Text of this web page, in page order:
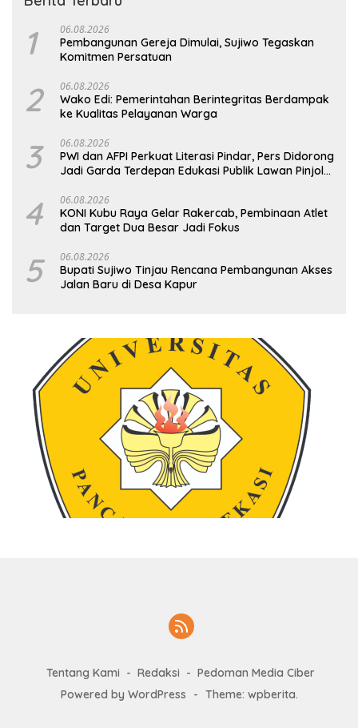
1 06.08.2026
Pembangunan Gereja Dimulai, Sujiwo Tegaskan
Komitmen Persatuan
2 06.08.2026
Wako Edi: Pemerintahan Berintegritas Berdampak
ke Kualitas Pelayanan Warga
3 06.08.2026
PWI dan AFPI Perkuat Literasi Pindar, Pers Didorong
Jadi Garda Terdepan Edukasi Publik Lawan Pinjol
4 06.08.2026
KONI Kubu Raya Gelar Rakercab, Pembinaan Atlet
dan Target Dua Besar Jadi Fokus
5 06.08.2026
Bupati Sujiwo Tinjau Rencana Pembangunan Akses
Jalan Baru di Desa Kapur
Tentang Kami Redaksi
Pedoman Media Ciber
Powered by WordPress
- Theme: wpberita.